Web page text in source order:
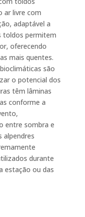
ar livre com
adaptável a
toldos permitem
oferecendo
mais quentes.
são
o potencial dos
têm lâminas
conforme a
entre sombra e
alpendres
durante
estação ou das